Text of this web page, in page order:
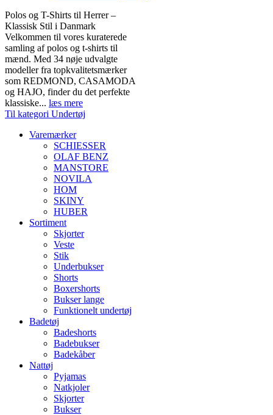
Polos og T-Shirts til Herrer –
Klassisk Stil i Danmark
Velkommen til vores kuraterede
samling af polos og t-shirts til
mænd. Med 34 nøje udvalgte
modeller fra topkvalitetsmærker
som REDMOND, CASAMODA
og HAJO, finder du det perfekte
klassiske... læs mere
Til kategori Undertøj
Varemærker
SCHIESSER
OLAF BENZ
MANSTORE
NOVILA
HOM
SKINY
HUBER
Sortiment
Skjorter
Veste
Stik
Underbukser
Shorts
Boxershorts
Bukser lange
Funktionelt undertøj
Badetøj
Badeshorts
Badebukser
Badekåber
Nattøj
Pyjamas
Natkjoler
Skjorter
Bukser